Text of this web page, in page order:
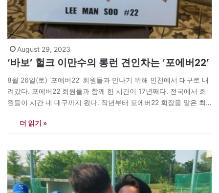
August 29, 2023
‘바보’ 헐크 이만수의 롱런 견인차는 ‘포에버22’
8월 26일(토) ‘포에버22’ 회원들과 만나기 위해 인천에서 대구로 내
려갔다. 포에버22 회원들과 함께 한 시간이 17년째다. 전국에서 회
원들이 시간 내 대구까지 왔다. 작년부터 포에버22 회장을 맡은 최
전 회장은 대학시절부터 했으니 35년 가까이 된다. 총무로 궂은 일
을 도맡아 하는 정신지 왕언니와 어린 시절부터 아빠…
더 읽기 »